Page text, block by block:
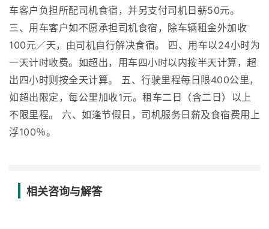
车客户负担所配司机食宿，并另支付司机日薪50元。
三、用车客户如不愿承担司机食宿，除车辆租金外加收
100元／天，由司机自行解决食宿。 四、用车以24小时为
一天计时收费。如超出，用车四小时以内按半天计算，超
出四小时则按全天计算。 五、行驶里程每日限400公里，
如超出限定，每公里加收1元。租车二日（含二日）以上
不限里程。 六、如逢节假日，司机服务日薪及食宿费用上
浮100％。
相关咨询与解答